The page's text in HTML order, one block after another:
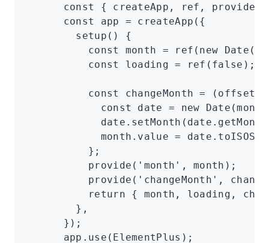
      const
{ createApp , ref , provide
      const
app = createApp ({
        setup
() {
          const
month = ref ( new Date ()
          const
loading = ref ( false );
          const
changeMonth = (offset)
            const
date = new Date (month
            date
.setMonth ( date .getMonth
            month
.value = date
          };
          provide
( 'month' ,
month);
          provide
( 'changeMonth' ,
          return
{ month , loading ,
        }
,
      });
      app
.use (ElementPlus);